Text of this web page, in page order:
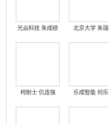
光焱科技 朱成硕 北京大学 朱瑞
柯耐士 仉连强 乐成智能 何乐